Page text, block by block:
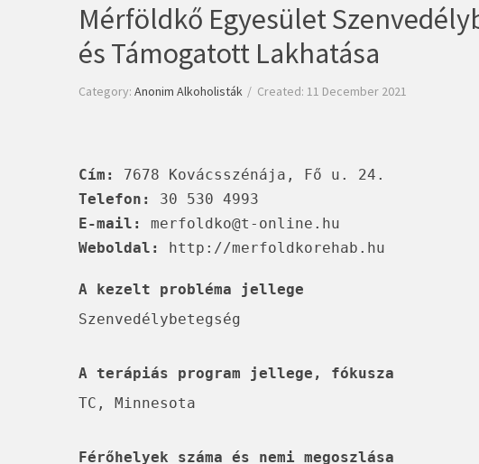
Mérföldkő Egyesület
és Támogatott Lakhatása
Category: Anonim Alkoholisták Created: 11 December 2021
Cím:
7678 Kovácsszénája, Fő u. 24.
Telefon:
30 530 4993
E-mail:
merfoldko@t-online.hu
Weboldal:
http://merfoldkorehab.hu
A kezelt probléma jellege
Szenvedélybetegség
A terápiás program jellege, fókusza
TC, Minnesota
Férőhelyek száma és nemi megoszlása